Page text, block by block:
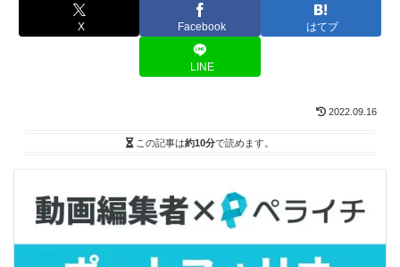
X Facebook はてブ
LINE
2022.09.16
この記事は約10分で読めます。